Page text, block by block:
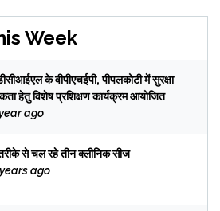
Week
के वीपीएचईपी, पीपलकोटी में सुरक्षा
हेतु विशेष प्रशिक्षण कार्यक्रम आयोजित
ago
से चल रहे तीन क्लीनिक सीज
ago